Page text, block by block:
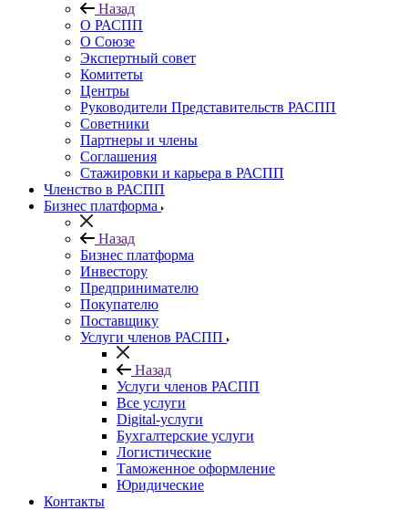
Назад
О РАСПП
О Союзе
Экспертный совет
Комитеты
Центры
Руководители Представительств РАСПП
Советники
Партнеры и члены
Соглашения
Стажировки и карьера в РАСПП
Членство в РАСПП
Бизнес платформа
Назад
Бизнес платформа
Инвестору
Предпринимателю
Покупателю
Поставщику
Услуги членов РАСПП
Назад
Услуги членов РАСПП
Все услуги
Digital-услуги
Бухгалтерские услуги
Логистические
Таможенное оформление
Юридические
Контакты